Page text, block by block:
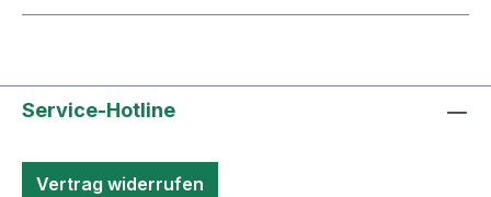
Service-Hotline
Vertrag widerrufen